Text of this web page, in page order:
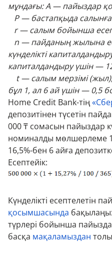
мұндағы: A — пайыздар
P — бастапқыда
r — салым бойынша
n — пайданың жылына
күнделікті
капиталдандыру үшін —
t — салым мерзімі
бұл 1, ал 6 ай үшін — 0,5
Home Credit Bank-тің
депозитінен түсетін
000 ₸ сомасын пайыздар
номиналды мөлшерлеме
16,5%-бен 6 айға
Есептейік:
Күнделікті есептелетін
қосымшасында
түрлері бойынша
басқа мақаламыздан